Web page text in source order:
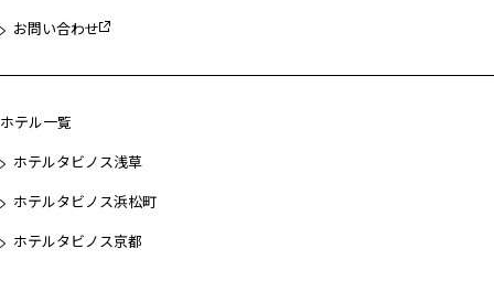
お問い合わせ
ホテル一覧
ホテルタビノス浅草
ホテルタビノス浜松町
ホテルタビノス京都